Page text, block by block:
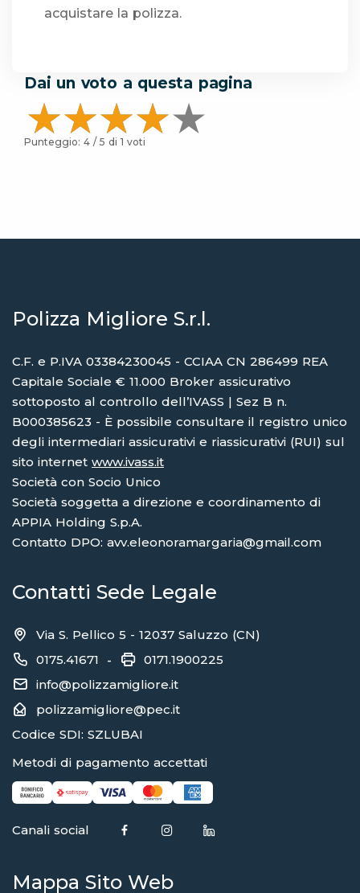
acquistare la polizza.
Dai un voto a questa pagina
Punteggio: 4 / 5 di 1 voti
Polizza Migliore S.r.l.
C.F. e P.IVA 03384230045 - CCIAA CN 286499 REA
Capitale Sociale € 11.000 Broker assicurativo
sottoposto al controllo dell’IVASS | Sez B n.
B000385623 - È possibile consultare il registro unico
degli intermediari assicurativi e riassicurativi (RUI) sul
sito internet www.ivass.it
Società con Socio Unico
Società soggetta a direzione e coordinamento di
APPIA Holding S.p.A.
Contatto DPO: avv.eleonoramargaria@gmail.com
Contatti Sede Legale
Via S. Pellico 5 - 12037 Saluzzo (CN)
0175.41671 -
0171.1900225
info@polizzamigliore.it
polizzamigliore@pec.it
Codice SDI: SZLUBAI
Metodi di pagamento accettati
Canali social
Mappa Sito Web